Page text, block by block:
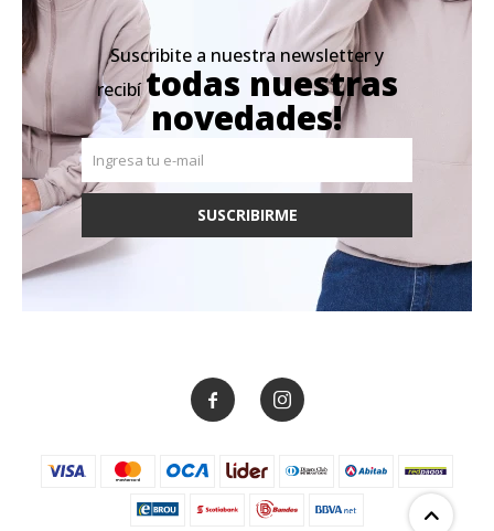
Suscribite a nuestra newsletter y
recibítodas nuestras
novedades!
SUSCRIBIRME
 